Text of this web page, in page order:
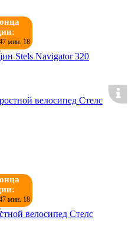
мин. 17
Stels Navigator 320
мин. 17
велосипед Стелс